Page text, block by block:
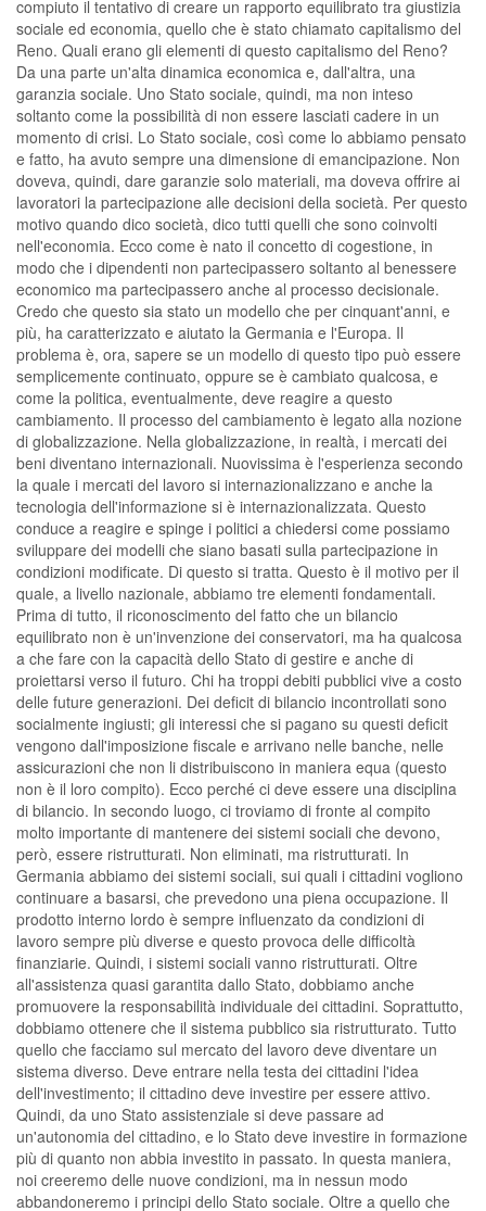
compiuto il tentativo di creare un rapporto equilibrato tra giustizia
sociale ed economia, quello che è stato chiamato capitalismo del
Reno. Quali erano gli elementi di questo capitalismo del Reno?
Da una parte un'alta dinamica economica e, dall'altra, una
garanzia sociale. Uno Stato sociale, quindi, ma non inteso
soltanto come la possibilità di non essere lasciati cadere in un
momento di crisi. Lo Stato sociale, così come lo abbiamo pensato
e fatto, ha avuto sempre una dimensione di emancipazione. Non
doveva, quindi, dare garanzie solo materiali, ma doveva offrire ai
lavoratori la partecipazione alle decisioni della società. Per questo
motivo quando dico società, dico tutti quelli che sono coinvolti
nell'economia. Ecco come è nato il concetto di cogestione, in
modo che i dipendenti non partecipassero soltanto al benessere
economico ma partecipassero anche al processo decisionale.
Credo che questo sia stato un modello che per cinquant'anni, e
più, ha caratterizzato e aiutato la Germania e l'Europa. Il
problema è, ora, sapere se un modello di questo tipo può essere
semplicemente continuato, oppure se è cambiato qualcosa, e
come la politica, eventualmente, deve reagire a questo
cambiamento. Il processo del cambiamento è legato alla nozione
di globalizzazione. Nella globalizzazione, in realtà, i mercati dei
beni diventano internazionali. Nuovissima è l'esperienza secondo
la quale i mercati del lavoro si internazionalizzano e anche la
tecnologia dell'informazione si è internazionalizzata. Questo
conduce a reagire e spinge i politici a chiedersi come possiamo
sviluppare dei modelli che siano basati sulla partecipazione in
condizioni modificate. Di questo si tratta. Questo è il motivo per il
quale, a livello nazionale, abbiamo tre elementi fondamentali.
Prima di tutto, il riconoscimento del fatto che un bilancio
equilibrato non è un'invenzione dei conservatori, ma ha qualcosa
a che fare con la capacità dello Stato di gestire e anche di
proiettarsi verso il futuro. Chi ha troppi debiti pubblici vive a costo
delle future generazioni. Dei deficit di bilancio incontrollati sono
socialmente ingiusti; gli interessi che si pagano su questi deficit
vengono dall'imposizione fiscale e arrivano nelle banche, nelle
assicurazioni che non li distribuiscono in maniera equa (questo
non è il loro compito). Ecco perché ci deve essere una disciplina
di bilancio. In secondo luogo, ci troviamo di fronte al compito
molto importante di mantenere dei sistemi sociali che devono,
però, essere ristrutturati. Non eliminati, ma ristrutturati. In
Germania abbiamo dei sistemi sociali, sui quali i cittadini vogliono
continuare a basarsi, che prevedono una piena occupazione. Il
prodotto interno lordo è sempre influenzato da condizioni di
lavoro sempre più diverse e questo provoca delle difficoltà
finanziarie. Quindi, i sistemi sociali vanno ristrutturati. Oltre
all'assistenza quasi garantita dallo Stato, dobbiamo anche
promuovere la responsabilità individuale dei cittadini. Soprattutto,
dobbiamo ottenere che il sistema pubblico sia ristrutturato. Tutto
quello che facciamo sul mercato del lavoro deve diventare un
sistema diverso. Deve entrare nella testa dei cittadini l'idea
dell'investimento; il cittadino deve investire per essere attivo.
Quindi, da uno Stato assistenziale si deve passare ad
un'autonomia del cittadino, e lo Stato deve investire in formazione
più di quanto non abbia investito in passato. In questa maniera,
noi creeremo delle nuove condizioni, ma in nessun modo
abbandoneremo i principi dello Stato sociale. Oltre a quello che